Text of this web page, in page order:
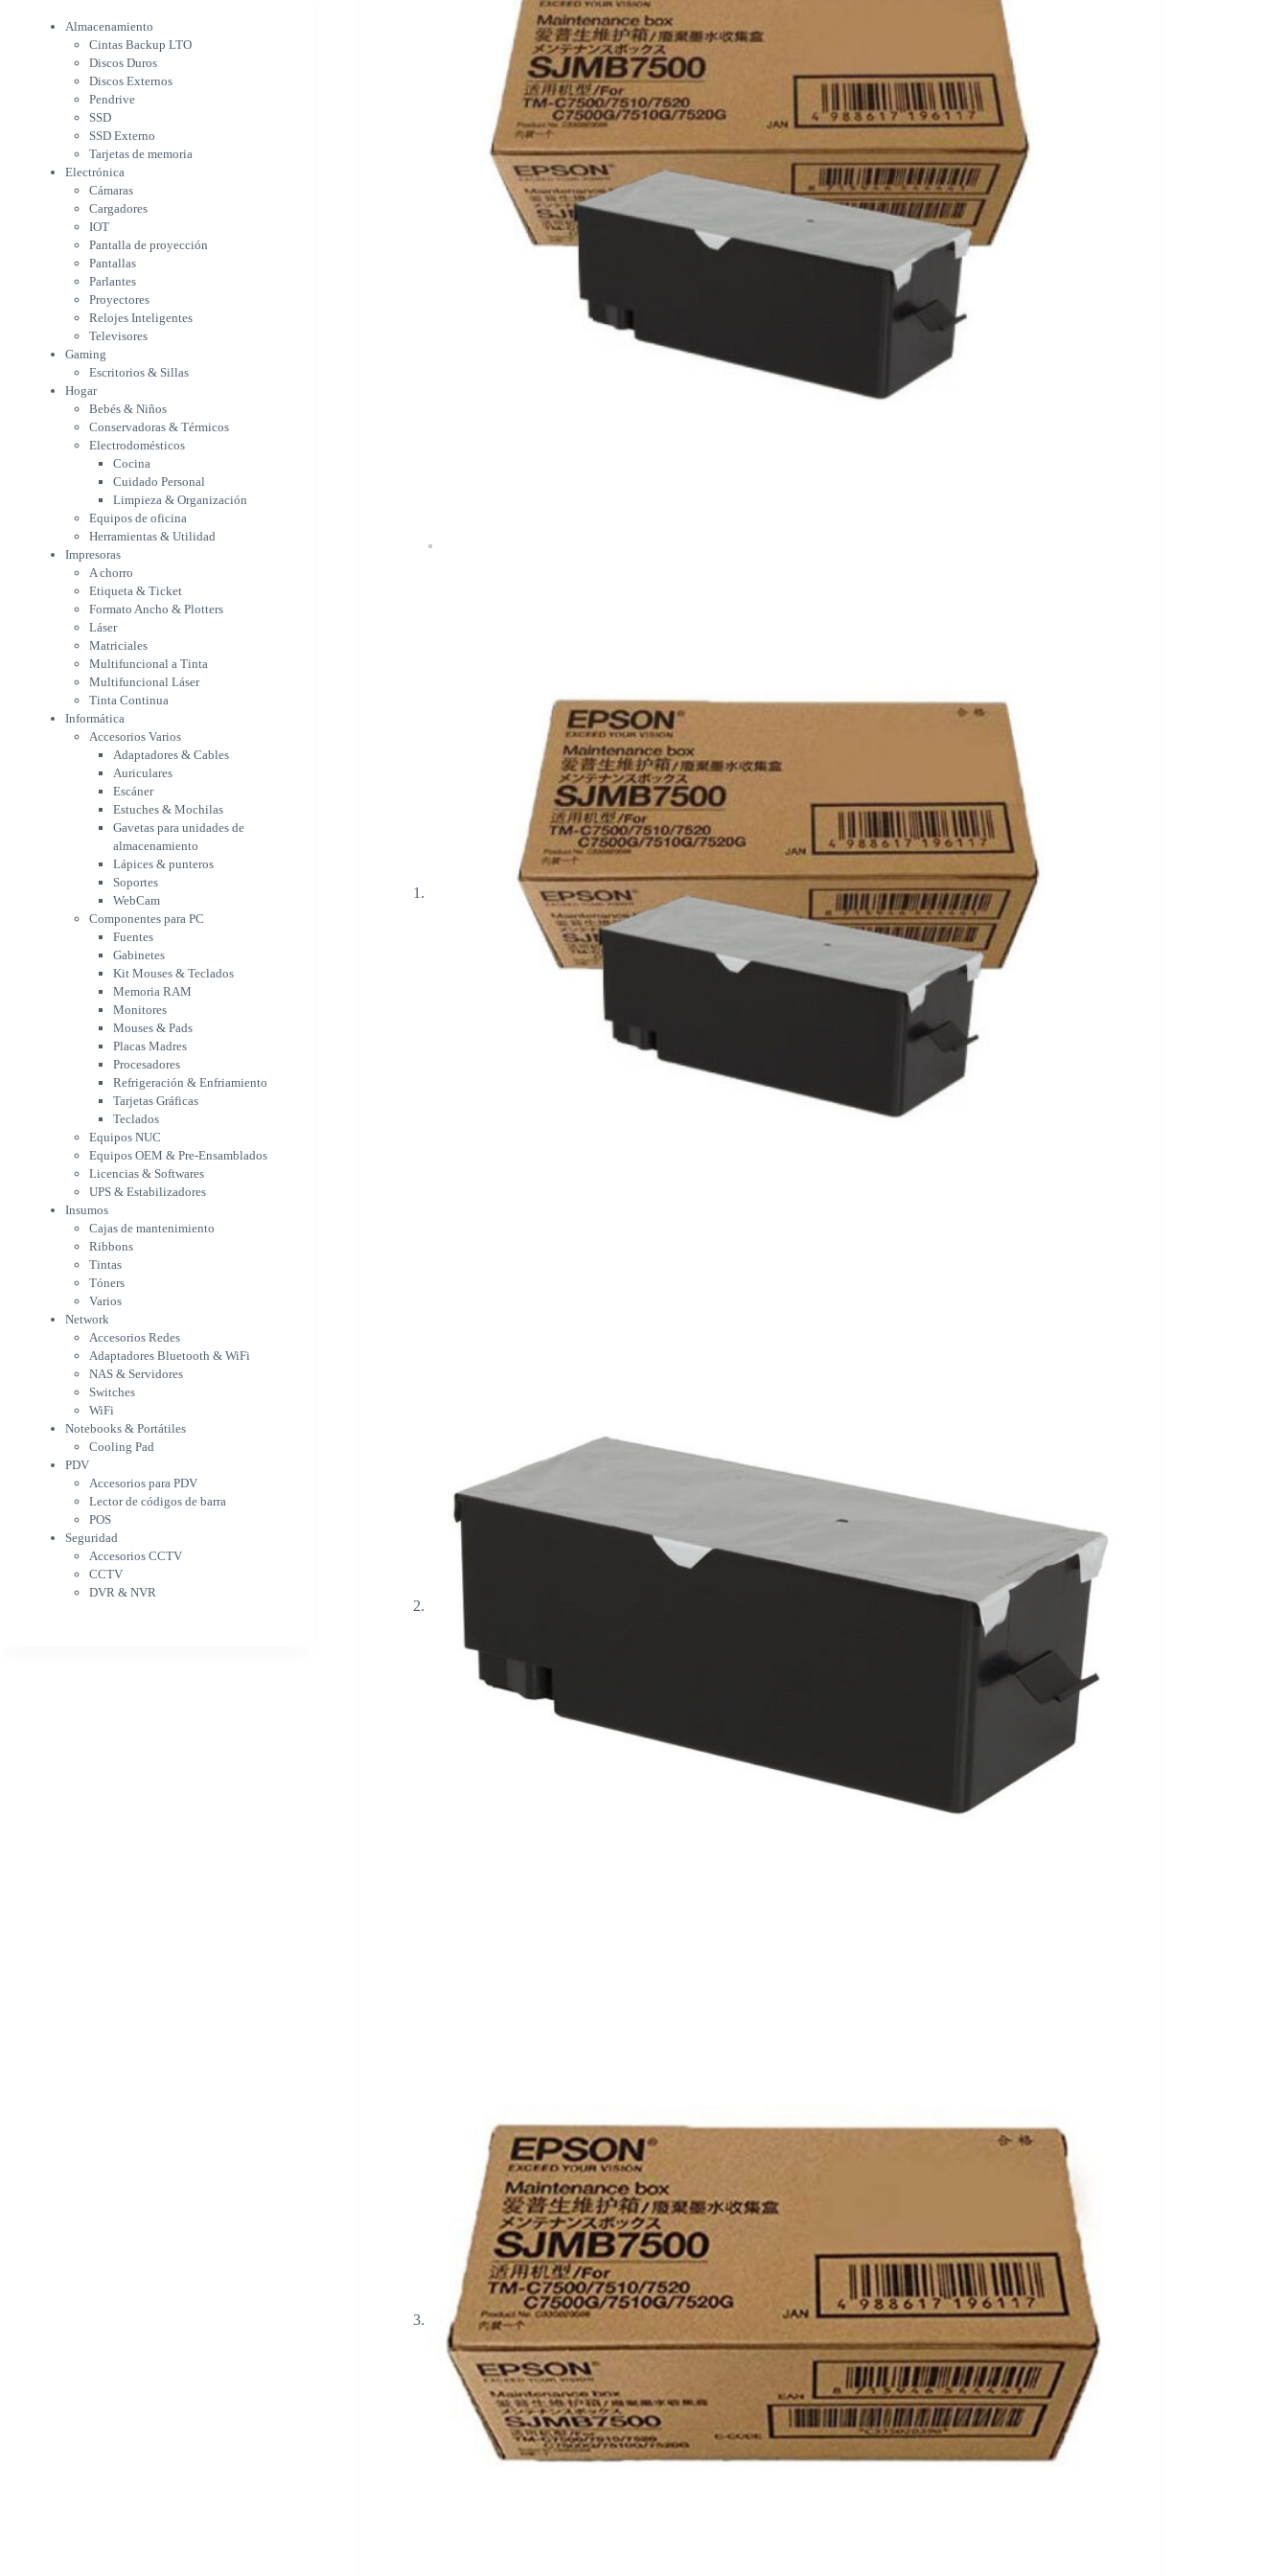
Cámaras
Cargadores
IOT
Pantalla de proyección
Pantallas
Parlantes
Proyectores
Relojes Inteligentes
Televisores
Gaming
Escritorios & Sillas
Hogar
Bebés & Niños
Conservadoras & Térmicos
Electrodomésticos
Cocina
Cuidado Personal
Equipos de oficina
Impresoras
A chorro
Etiqueta & Ticket
Formato Ancho & Plotters
Láser
Matriciales
Multifuncional a Tinta
Multifuncional Láser
Tinta Continua
Informática
Accesorios Varios
Adaptadores & Cables
Auriculares
Escáner
Estuches & Mochilas
Gavetas para unidades de
Lápices & punteros
Soportes
WebCam
Componentes para PC
Fuentes
Gabinetes
Kit Mouses & Teclados
Memoria RAM
Monitores
Mouses & Pads
Placas Madres
Procesadores
Refrigeración &
Enfriamiento
Tarjetas Gráficas
Teclados
Equipos NUC
Equipos OEM & Pre-
Ensamblados
Licencias & Softwares
UPS & Estabilizadores
Insumos
Cajas de mantenimiento
Ribbons
Tintas
Tóners
Varios
Network
Accesorios Redes
Adaptadores Bluetooth &
WiFi
NAS & Servidores
Switches
WiFi
Notebooks & Portátiles
Cargador para notebook
Cooling Pad
PDV
Accesorios para PDV
POS
Seguridad
Accesorios CCTV
CCTV
DVR & NVR
Sin categorizar
Almacenamiento
Cintas Backup LTO
Discos Duros
Discos Externos
Pendrive
SSD
SSD Externo
Tarjetas de memoria
Electrónica
Cámaras
Cargadores
IOT
Pantalla de proyección
Pantallas
Parlantes
Proyectores
Relojes Inteligentes
Televisores
Gaming
Escritorios & Sillas
Hogar
Bebés & Niños
Conservadoras & Térmicos
Electrodomésticos
Cocina
Cuidado Personal
Limpieza & Organización
Equipos de oficina
Herramientas & Utilidad
Impresoras
A chorro
Etiqueta & Ticket
Formato Ancho & Plotters
Láser
Matriciales
Multifuncional a Tinta
Multifuncional Láser
Tinta Continua
Informática
Accesorios Varios
Adaptadores & Cables
Auriculares
Escáner
Estuches & Mochilas
Gavetas para unidades de
almacenamiento
Lápices & punteros
Soportes
WebCam
Componentes para PC
Fuentes
Gabinetes
Kit Mouses & Teclados
Memoria RAM
Monitores
Mouses & Pads
Placas Madres
Procesadores
Refrigeración & Enfriamiento
Tarjetas Gráficas
Teclados
Equipos NUC
Equipos OEM & Pre-Ensamblados
Licencias & Softwares
UPS & Estabilizadores
Insumos
Cajas de mantenimiento
Ribbons
Tintas
Tóners
Varios
Network
Accesorios Redes
Adaptadores Bluetooth & WiFi
NAS & Servidores
Switches
WiFi
Notebooks & Portátiles
Cooling Pad
PDV
Accesorios para PDV
Lector de códigos de barra
POS
Seguridad
Accesorios CCTV
CCTV
DVR & NVR